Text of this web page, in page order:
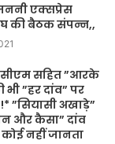
एक्सप्रेस
की बैठक संपन्न,,
सीएम सहित ”आरके
भी ”हर दांव” पर
”सियासी अखाड़े”
और कैसा” दांव
नहीं जानता